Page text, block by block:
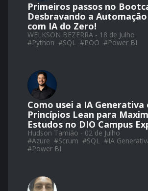
Primeiros passos no
Desbravando a
com IA do Zero!
WELKSON BEZERRA - 18 de Julho
#Python #SQL #POO #Power BI
Como usei a IA Generativa
Princípios Lean para
Estudos no DIO Campus
Hudson Tamião - 02 de Julho
#Azure #Scrum #SQL #IA
#Power BI